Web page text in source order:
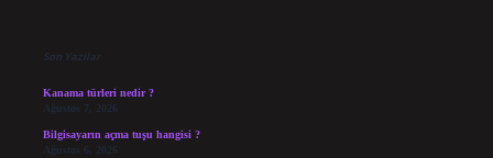
Son Yazılar
Kanama türleri nedir ?
Ağustos 7, 2026
Bilgisayarın açma tuşu hangisi ?
Ağustos 6, 2026